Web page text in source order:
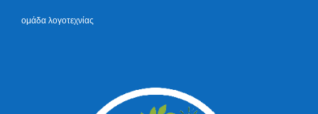
ομάδα λογοτεχνίας